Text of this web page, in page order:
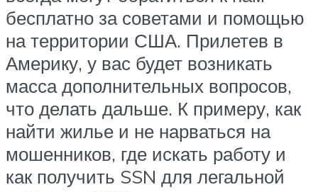
бесплатно за советами и помощью
на территории США. Прилетев в
Америку, у вас будет возникать
масса дополнительных вопросов,
что делать дальше. К примеру, как
найти жилье и не нарваться на
мошенников, где искать работу и
как получить SSN для легальной